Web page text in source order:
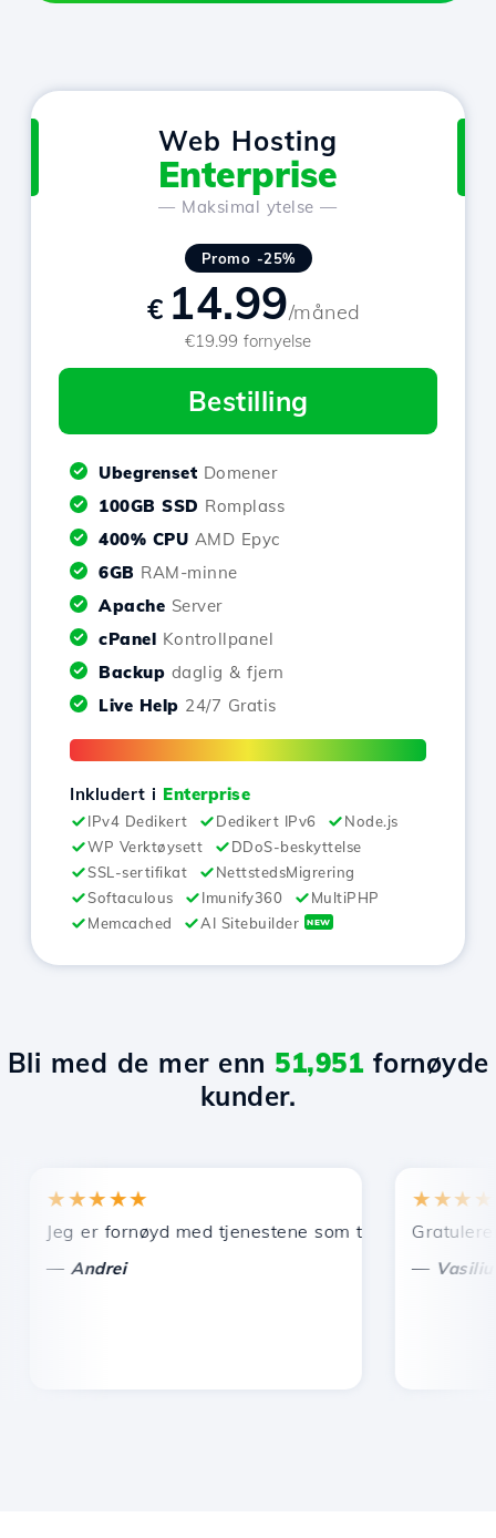
Web Hosting
Enterprise
— Maksimal ytelse —
Promo -25%
€ 14.99/måned
€19.99 fornyelse
Bestilling
Ubegrenset Domener
100GB SSD Romplass
400% CPU AMD Epyc
6GB RAM-minne
Apache Server
cPanel Kontrollpanel
Backup daglig & fjern
Live Help 24/7 Gratis
Inkludert i Enterprise
IPv4 Dedikert Dedikert IPv6
Node.js
WP Verktøysett
DDoS-beskyttelse
SSL-sertifikat
NettstedsMigrering
Softaculous
Imunify360
MultiPHP
Memcached
AI Sitebuilder NEW
Bli med de mer enn 51,951 fornøyde
kunder.
support.
er fornøyd med tjenestene som tilbys av Hostico. Jeg
Andrei
★★★★★
Gratulerer og
Vasiliu